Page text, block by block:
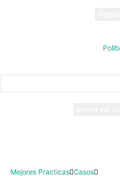
Mejores Practicas Casos